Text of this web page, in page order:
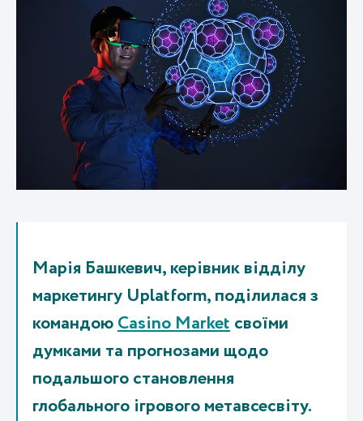
Марія Башкевич, керівник відділу
маркетингу Uplatform, поділилася з
командоюCasino Marketсвоїми
думками та прогнозами щодо
подальшого становлення
глобального ігрового метавсесвіту.